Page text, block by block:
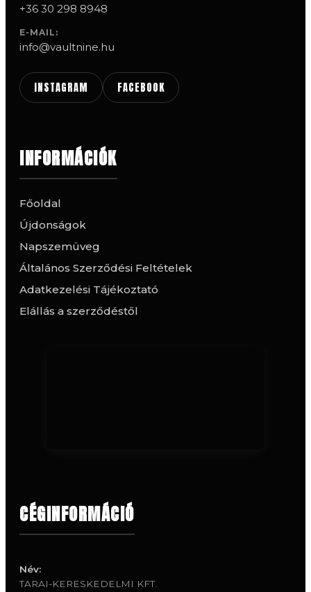
+36 30 298 8948
E-MAIL:
info@vaultnine.hu
INSTAGRAM FACEBOOK
INFORMÁCIÓK
Főoldal
Újdonságok
Napszemüveg
Általános Szerződési Feltételek
Adatkezelési Tájékoztató
Elállás a szerződéstől
CÉGINFORMÁCIÓ
Név:
TARAI-KERESKEDELMI KFT.